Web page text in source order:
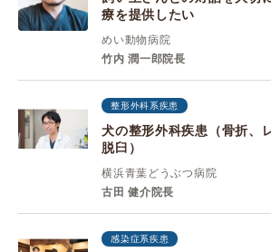
療を提供したい
めい動物病院
竹内 潤一郎院長
整形外科系疾患
犬の整形外科疾患（骨折、
脱臼）
横浜青葉どうぶつ病院
古田 健介院長
感染症系疾患